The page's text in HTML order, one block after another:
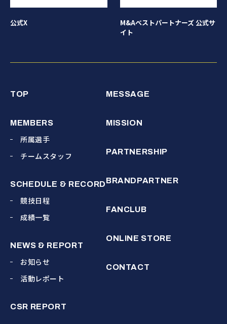
公式X
M&Aベストパートナーズ 公式サ
イト
TOP
MEMBERS
所属選手
チームスタッフ
SCHEDULE & RECORD
競技日程
成績一覧
NEWS & REPORT
お知らせ
活動レポート
CSR REPORT
MESSAGE
MISSION
PARTNERSHIP
BRANDPARTNER
FANCLUB
ONLINE STORE
CONTACT